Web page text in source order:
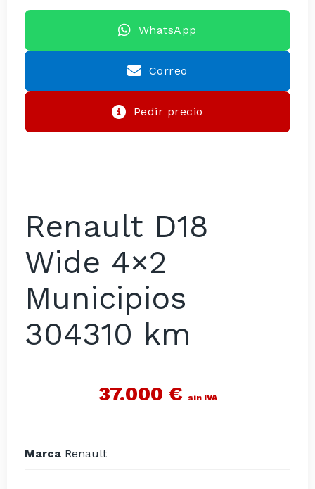
WhatsApp
Correo
Pedir precio
Renault D18
Wide 4×2
Municipios
304310 km
37.000 € sin IVA
Marca Renault